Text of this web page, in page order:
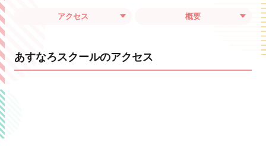
アクセス 概要
あすなろスクールのアクセス